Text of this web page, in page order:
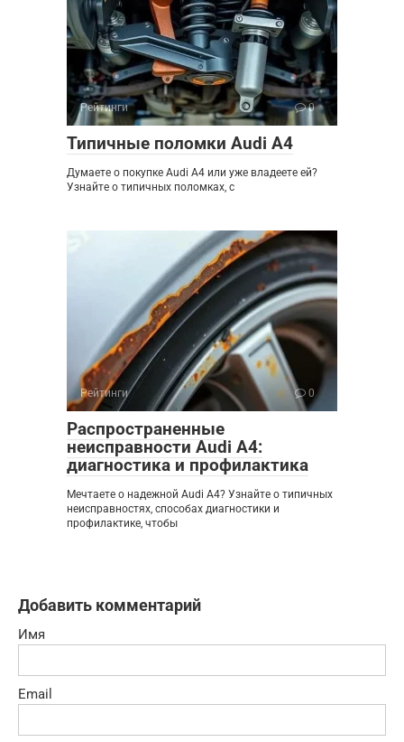
Рейтинги 0
Типичные поломки Audi A4
Думаете о покупке Audi A4 или уже владеете ей?
Узнайте о типичных поломках, с
Рейтинги 0
Распространенные
неисправности Audi A4:
диагностика и профилактика
Мечтаете о надежной Audi A4? Узнайте о типичных
неисправностях, способах диагностики и
профилактике, чтобы
Добавить комментарий
Имя
Email